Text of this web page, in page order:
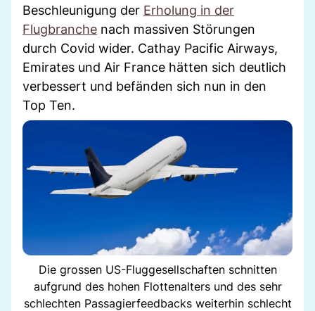
Beschleunigung der Erholung in der
Flugbranche nach massiven Störungen
durch Covid wider. Cathay Pacific Airways,
Emirates und Air France hätten sich deutlich
verbessert und befänden sich nun in den
Top Ten.
Die grossen US-Fluggesellschaften schnitten
aufgrund des hohen Flottenalters und des sehr
schlechten Passagierfeedbacks weiterhin schlecht